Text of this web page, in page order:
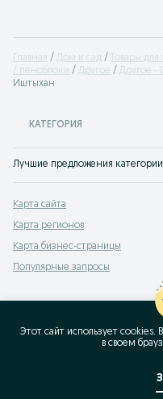
Главная Дом и сад Товары
/ пеноблоки
Другое Другое -
Иштыхан
КАТЕГОРИЯ
Карта сайта
Карта регионов
Карта бизнес-страницы
Популярные запросы
Этот сайт использует
в своeм